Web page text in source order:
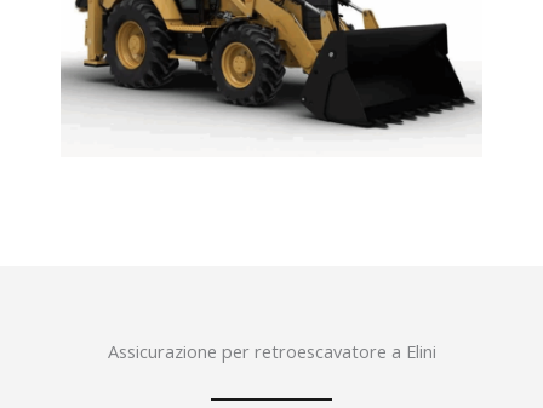
Assicurazione per retroescavatore a Elini